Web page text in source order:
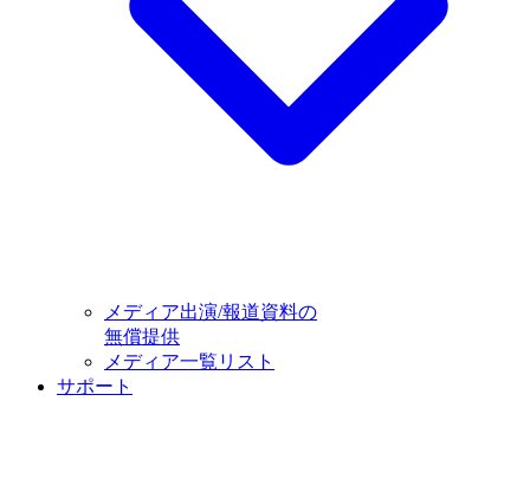
メディア出演/報道資料の
無償提供
メディア一覧リスト
サポート